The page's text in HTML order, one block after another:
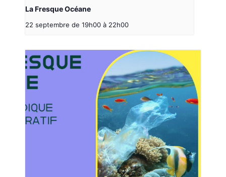
La Fresque Océane
22 septembre de 19h00 à 22h00